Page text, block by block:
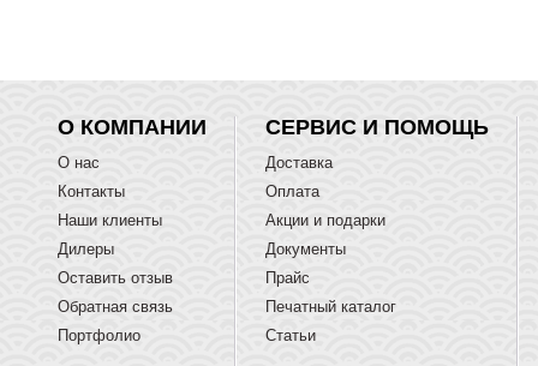
О КОМПАНИИ
О нас
Контакты
Наши клиенты
Дилеры
Оставить отзыв
Обратная связь
Портфолио
СЕРВИС И ПОМОЩЬ
Доставка
Оплата
Акции и подарки
Документы
Прайс
Печатный каталог
Статьи